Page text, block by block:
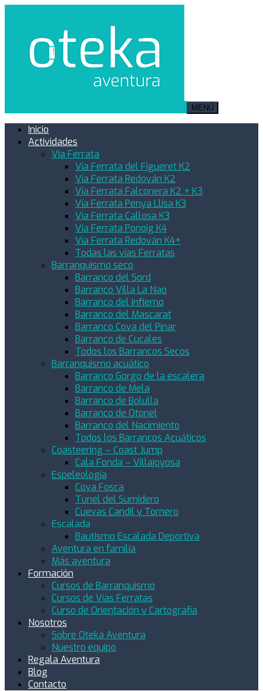
MENÚ
Inicio
Actividades
Via Ferrata
Vía Ferrata del Figueret K2
Vía Ferrata Redován K2
Vía Ferrata Falconera K2 + K3
Vía Ferrata Penya Llisa K3
Vía Ferrata Callosa K3
Vía Ferrata Ponoig K4
Vía Ferrata Redován K4+
Todas las vías Ferratas
Barranquismo seco
Barranco del Sord
Barranco Villa La Nao
Barranco del Infierno
Barranco del Mascarat
Barranco Cova del Pinar
Barranco de Cucales
Todos los Barrancos Secos
Barranquismo acuático
Barranco Gorgo de la escalera
Barranco de Mela
Barranco de Bolulla
Barranco de Otonel
Barranco del Nacimiento
Todos los Barrancos Acuáticos
Coasteering – Coast Jump
Cala Fonda – Villajoyosa
Espeleología
Cova Fosca
Tunel del Sumidero
Cuevas Candil y Tornero
Escalada
Bautismo Escalada Deportiva
Aventura en familia
Más aventura
Formación
Cursos de Barranquismo
Cursos de Vías Ferratas
Curso de Orientación y Cartografía
Nosotros
Sobre Oteka Aventura
Nuestro equipo
Regala Aventura
Blog
Contacto